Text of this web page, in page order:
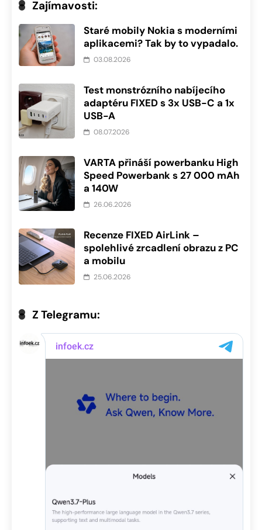
Zajímavosti:
Staré mobily Nokia s moderními
aplikacemi? Tak by to vypadalo.
03.08.2026
Test monstrózního nabíjecího
adaptéru FIXED s 3x USB-C a 1x
USB-A
08.07.2026
VARTA přináší powerbanku High
Speed Powerbank s 27 000 mAh
a 140W
26.06.2026
Recenze FIXED AirLink –
spolehlivé zrcadlení obrazu z PC
a mobilu
25.06.2026
Z Telegramu: